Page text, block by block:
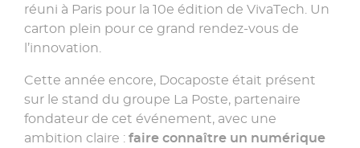
Une
question ?
Contacter
un
conseiller
»
réuni à Paris pour la 10e édition de VivaTech. Un
carton plein pour ce grand rendez-vous de
l’innovation.
Cette année encore, Docaposte était présent
sur le stand du groupe La Poste, partenaire
fondateur de cet événement, avec une
ambition claire : faire connaître un numérique